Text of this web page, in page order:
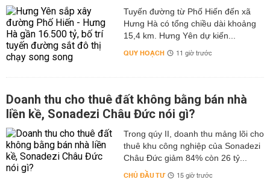
Tuyến đường từ Phố Hiến đến xã
Hưng Hà có tổng chiều dài khoảng
15,4 km. Hưng Yên dự kiến...
QUY HOẠCH 11 giờ trước
Doanh thu cho thuê đất không bằng bán nhà
liền kề, Sonadezi Châu Đức nói gì?
Trong qúy II, doanh thu mảng lõi cho
thuê khu công nghiệp của Sonadezi
Châu Đức giảm 84% còn 26 tỷ...
CHỦ ĐẦU TƯ 15 giờ trước